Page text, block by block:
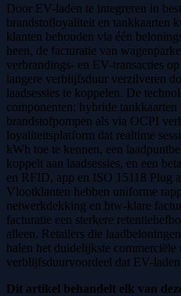
Door EV-laden te integreren in
brandstofloyaliteit en tankkaarten
klanten behouden via één
heen, de facturatie van
verbrandings- en EV-transacties
langere verblijfsduur verzilveren
laadsessies te koppelen. De
componenten: hybride
brandstofpompen als via OCPI
loyaliteitsplatform dat realtime
kWh toe te kennen, een
koppelt aan laadsessies, en een
en RFID, app en ISO 15118 Plug
Vlootklanten hebben uniforme
netwerkdekking en btw-klare
facturatie een sterkere
alleen. Retailers die
halen het duidelijkste commerciële
verblijfsduurvoordeel dat EV-laden
Dit artikel behandelt elk van